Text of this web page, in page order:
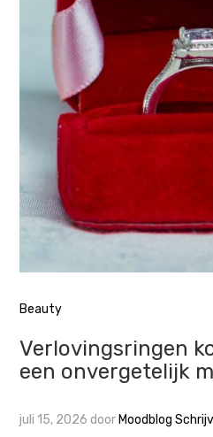
Beauty
Verlovingsringen
een onvergetelijk
juli 15, 2026 door Moodblog